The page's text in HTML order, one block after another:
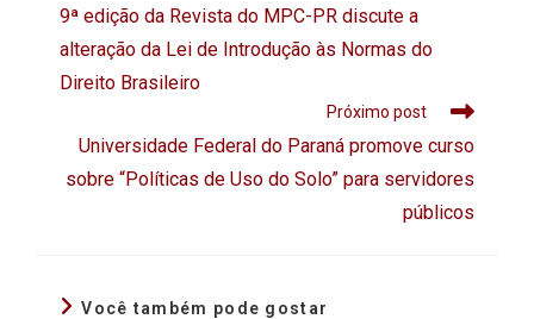
9ª edição da Revista do MPC-PR discute a
alteração da Lei de Introdução às Normas do
Direito Brasileiro
Próximo post
Universidade Federal do Paraná promove curso
sobre “Políticas de Uso do Solo” para servidores
públicos
Você também pode gostar